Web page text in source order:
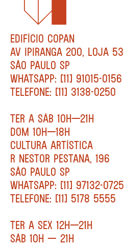
EDIFÍCIO COPAN
AV IPIRANGA 200, LOJA 53
SÃO PAULO SP
WHATSAPP: [11] 91015-0156
TELEFONE: [11] 3138-0250
TER A SÁB 10H—21H
DOM 10H—18H
CULTURA ARTÍSTICA
R NESTOR PESTANA, 196
SÃO PAULO SP
WHATSAPP: [11] 97132-0725
TELEFONE: [11] 5178 5555
TER A SEX 12H—21H
SÁB 10H — 21H